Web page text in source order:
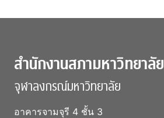
สำนักงานสภามหาวิทยาลัย
จุฬาลงกรณ์มหาวิทยาลัย
อาคารจามจุรี 4 ชั้น 3